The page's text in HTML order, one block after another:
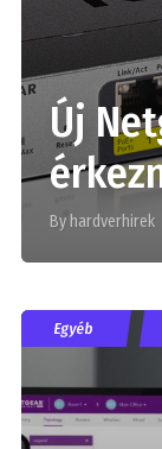
Új
By hardverhirek
Egyéb